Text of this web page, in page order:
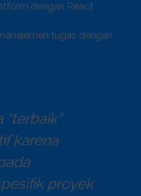
dengan React
tugas dengan
karena
proyek